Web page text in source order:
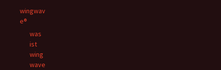
wingwav
e®
was
ist
wing
wave